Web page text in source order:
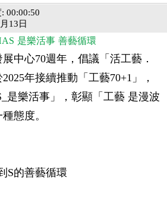
00:00:50
13日
是樂活事 善藝循環
中心70週年，倡議「活工藝．
年接續推動「工藝70+1」，
是樂活事」，彰顯「工藝 是漫波
態度。
S的善藝循環